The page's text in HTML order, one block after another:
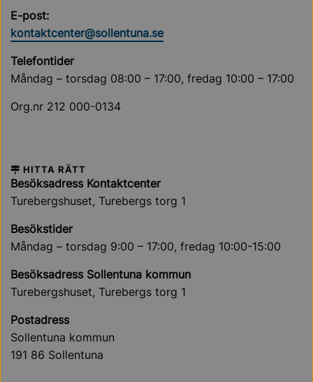
E-post:
kontaktcenter@sollentuna.se
Telefontider
Måndag – torsdag 08:00 – 17:00, fredag 10:00 – 17:00
Org.nr 212 000-0134
HITTA RÄTT
Besöksadress Kontaktcenter
Turebergshuset, Turebergs torg 1
Besökstider
Måndag – torsdag 9:00 – 17:00, fredag 10:00-15:00
Besöksadress Sollentuna kommun
Turebergshuset, Turebergs torg 1
Postadress
Sollentuna kommun
191 86 Sollentuna